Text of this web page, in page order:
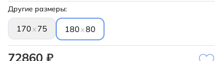
Другие размеры:
170 x 75 180 x80
72860 ₽